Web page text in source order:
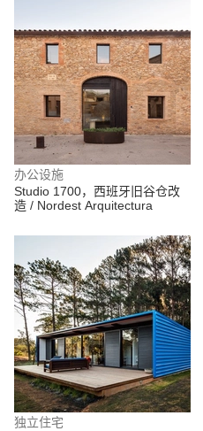
办公设施
Studio 1700，西班牙旧谷仓改
造 / Nordest Arquitectura
独立住宅